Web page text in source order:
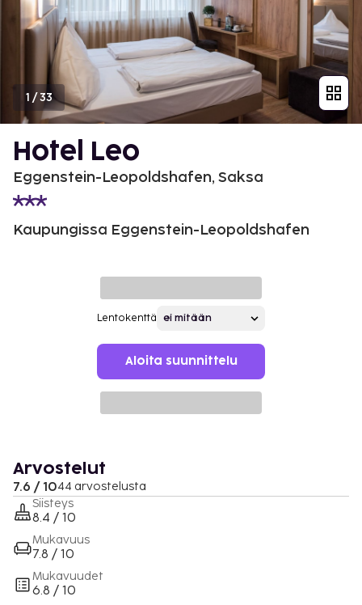
1 /33
Hotel Leo
Eggenstein-Leopoldshafen, Saksa
Kaupungissa Eggenstein-Leopoldshafen
Lentokenttä
Aloita suunnittelu
Arvostelut
7.6 / 1044 arvostelusta
Siisteys
8.4 / 10
Mukavuus
7.8 / 10
Mukavuudet
6.8 / 10